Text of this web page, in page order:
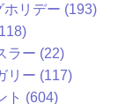
リデー (193)
ラー (22)
リー (117)
ト (604)